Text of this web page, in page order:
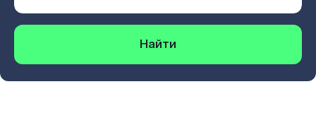
Найти